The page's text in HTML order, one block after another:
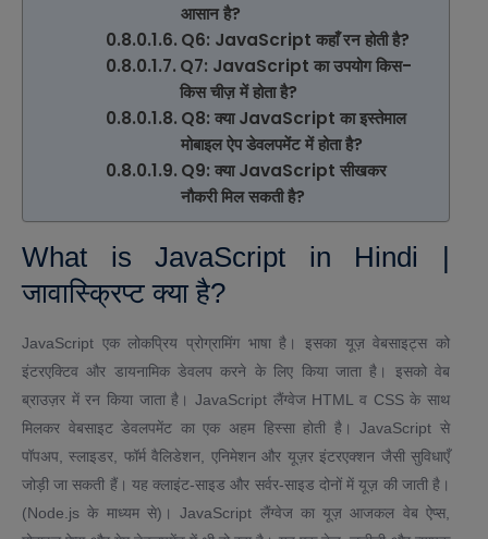
आसान है?
Q6: JavaScript कहाँ रन होती है?
Q7: JavaScript का उपयोग किस-
किस चीज़ में होता है?
Q8: क्या JavaScript का इस्तेमाल
मोबाइल ऐप डेवलपमेंट में होता है?
Q9: क्या JavaScript सीखकर
नौकरी मिल सकती है?
What is JavaScript in Hindi |
जावास्क्रिप्ट क्या है?
JavaScript एक लोकप्रिय प्रोग्रामिंग भाषा है। इसका यूज़ वेबसाइट्स को
इंटरएक्टिव और डायनामिक डेवलप करने के लिए किया जाता है। इसको वेब
ब्राउज़र में रन किया जाता है। JavaScript लैंग्वेज HTML व CSS के साथ
मिलकर वेबसाइट डेवलपमेंट का एक अहम हिस्सा होती है। JavaScript से
पॉपअप, स्लाइडर, फॉर्म वैलिडेशन, एनिमेशन और यूज़र इंटरएक्शन जैसी सुविधाएँ
जोड़ी जा सकती हैं। यह क्लाइंट-साइड और सर्वर-साइड दोनों में यूज़ की जाती है।
(Node.js के माध्यम से)। JavaScript लैंग्वेज का यूज़ आजकल वेब ऐप्स,